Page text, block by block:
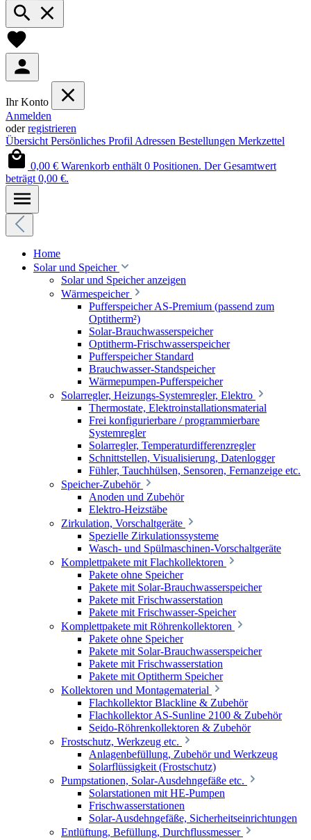
Ihr Konto
Anmelden
oderregistrieren
Übersicht Persönliches Profil Adressen Bestellungen Merkzettel
0,00 € Warenkorb enthält 0 Positionen. Der Gesamtwert
beträgt 0,00 €.
Home
Solar und Speicher
Solar und Speicher anzeigen
Wärmespeicher
Pufferspeicher AS-Premium (passend zum
Optitherm²)
Solar-Brauchwasserspeicher
Optitherm-Frischwasserspeicher
Pufferspeicher Standard
Brauchwasser-Standspeicher
Wärmepumpen-Pufferspeicher
Solarregler, Heizungs-Systemregler, Elektro
Thermostate, Elektroinstallationsmaterial
Frei konfigurierbare / programmierbare
Systemregler
Solarregler, Temperaturdifferenzregler
Schnittstellen, Visualisierung, Datenlogger
Fühler, Tauchhülsen, Sensoren, Fernanzeige etc.
Speicher-Zubehör
Anoden und Zubehör
Elektro-Heizstäbe
Zirkulation, Vorschaltgeräte
Spezielle Zirkulationssysteme
Wasch- und Spülmaschinen-Vorschaltgeräte
Komplettpakete mit Flachkollektoren
Pakete ohne Speicher
Pakete mit Solar-Brauchwasserspeicher
Pakete mit Frischwasserstation
Pakete mit Frischwasser-Speicher
Komplettpakete mit Röhrenkollektoren
Pakete ohne Speicher
Pakete mit Solar-Brauchwasserspeicher
Pakete mit Frischwasserstation
Pakete mit Optitherm Speicher
Kollektoren und Montagematerial
Flachkollektor Blackline & Zubehör
Flachkollektor AS-Sunline 2100 & Zubehör
Seido-Röhrenkollektoren & Zubehör
Frostschutz, Werkzeug etc.
Anlagenbefüllung, Zubehör und Werkzeug
Solarflüssigkeit (Frostschutz)
Pumpstationen, Solar-Ausdehngefäße etc.
Solarstationen mit HE-Pumpen
Frischwasserstationen
Solar-Ausdehngefäße, Sicherheitseinrichtungen
Entlüftung, Befüllung, Durchflussmesser